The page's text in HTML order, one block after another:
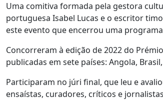
Uma comitiva formada pela gestora
portuguesa Isabel Lucas e o escritor
este evento que encerrou uma
Concorreram à edição de 2022 do
publicadas em sete países: Angola,
Participaram no júri final, que leu e
ensaístas, curadores, críticos e